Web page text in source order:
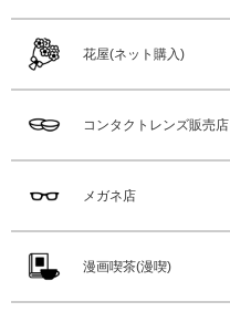
花屋(ネット購入)
コンタクトレンズ販売店
メガネ店
漫画喫茶(漫喫)